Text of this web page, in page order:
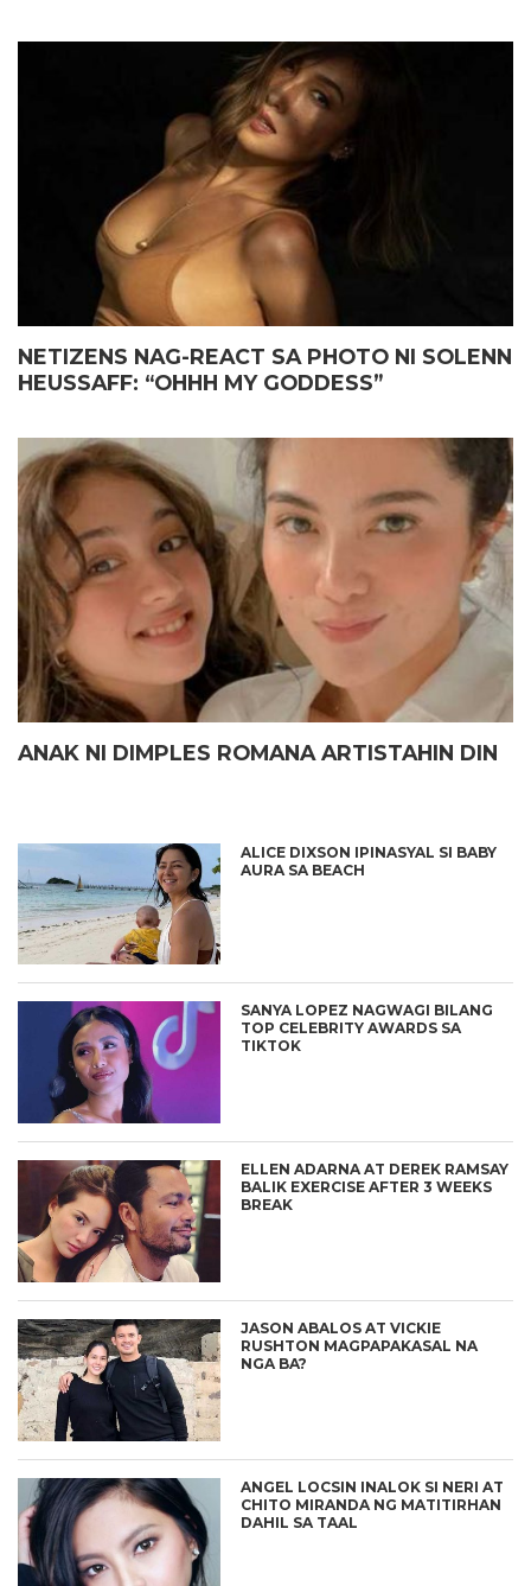
NETIZENS NAG-REACT SA PHOTO NI SOLENN
HEUSSAFF: “OHHH MY GODDESS”
ANAK NI DIMPLES ROMANA ARTISTAHIN DIN
ALICE DIXSON IPINASYAL SI BABY
AURA SA BEACH
SANYA LOPEZ NAGWAGI BILANG
TOP CELEBRITY AWARDS SA
TIKTOK
ELLEN ADARNA AT DEREK RAMSAY
BALIK EXERCISE AFTER 3 WEEKS
BREAK
JASON ABALOS AT VICKIE
RUSHTON MAGPAPAKASAL NA
NGA BA?
ANGEL LOCSIN INALOK SI NERI AT
CHITO MIRANDA NG MATITIRHAN
DAHIL SA TAAL